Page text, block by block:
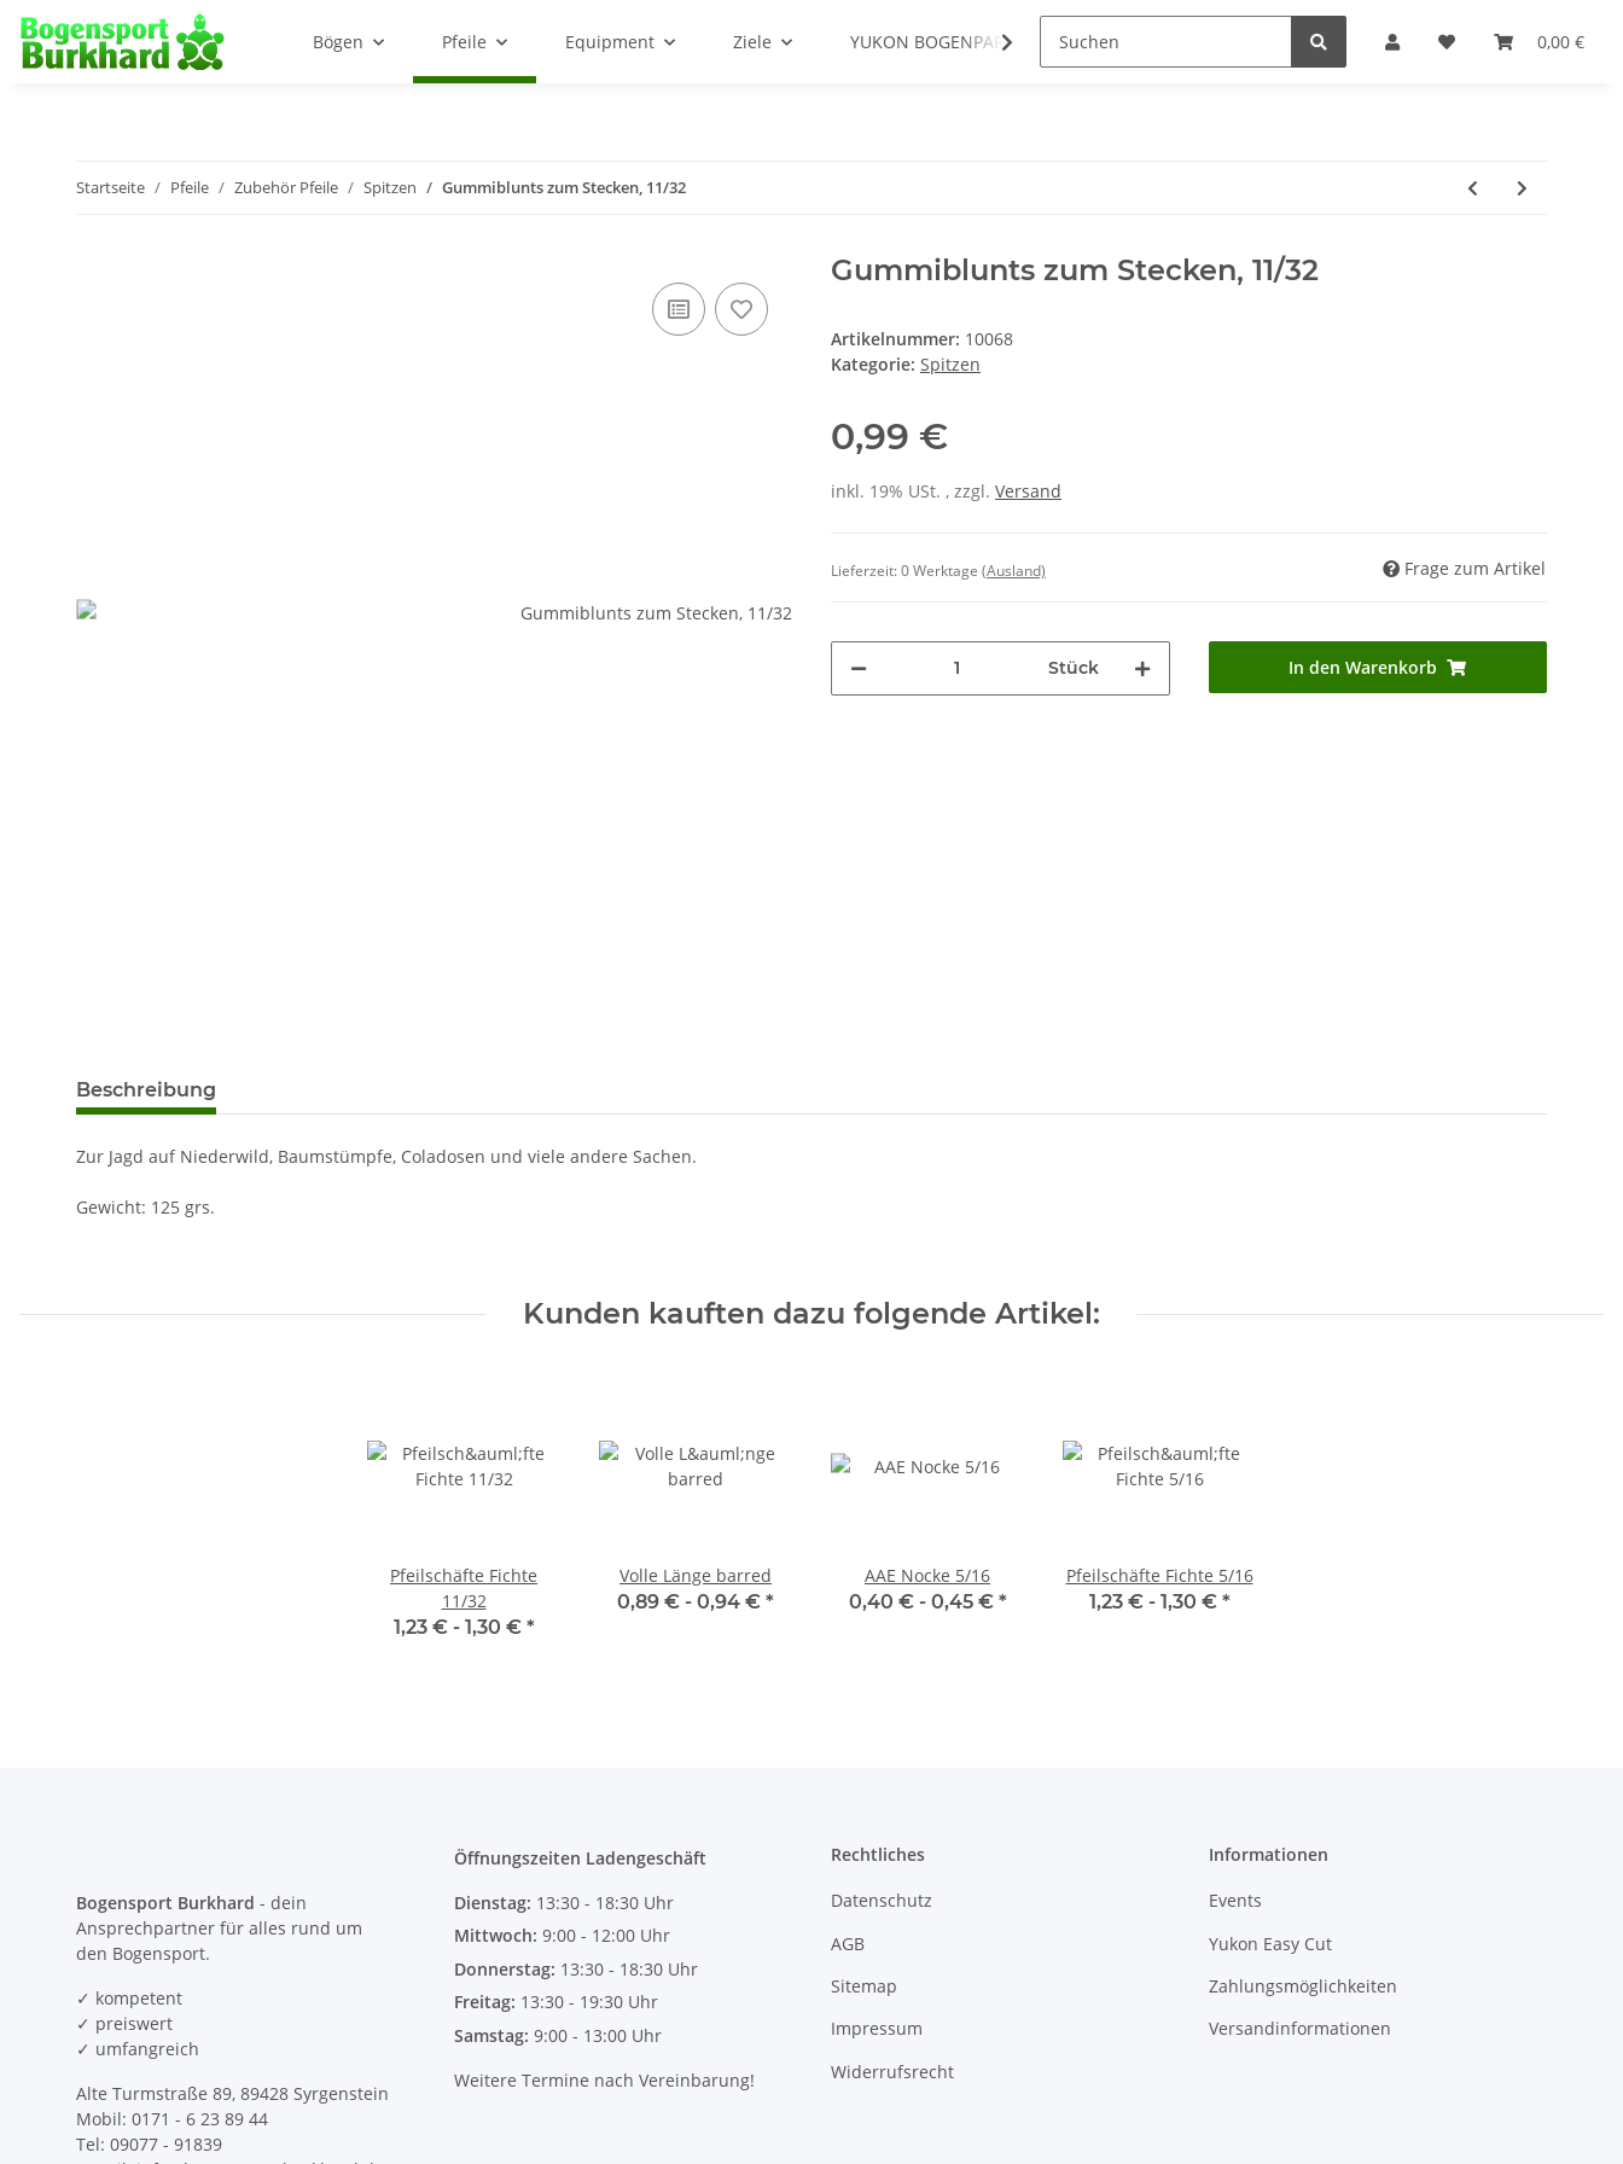
0,00 €
Bögen Pfeile Equipment Ziele YUKON BOGENPARCOURS Kurse im instinktiven Bogenschießen Sonderangebote
Startseite Pfeile Zubehör Pfeile Spitzen Gummiblunts zum Stecken, 11/32
Gummiblunts zum Stecken, 11/32
Artikelnummer: 10068
Kategorie: Spitzen
0,99 €
inkl. 19% USt. , zzgl. Versand
Lieferzeit:0 Werktage (Ausland) Frage zum Artikel
Stück In den Warenkorb
Beschreibung
Zur Jagd auf Niederwild, Baumstümpfe, Coladosen und viele andere Sachen.
Gewicht: 125 grs.
Kunden kauften dazu folgende Artikel:
Pfeilschäfte Fichte
11/32
1,23 € - 1,30 € *
Volle Länge barred
0,89 € - 0,94 € *
AAE Nocke 5/16
0,40 € - 0,45 € *
Pfeilschäfte Fichte 5/16
1,23 € - 1,30 € *
Bogensport Burkhard - dein
Ansprechpartner für alles rund um
den Bogensport.
✓ kompetent
✓ preiswert
✓ umfangreich
Alte Turmstraße 89, 89428 Syrgenstein
Mobil: 0171 - 6 23 89 44
Tel: 09077 - 91839
Öffnungszeiten Ladengeschäft
Dienstag: 13:30 - 18:30 Uhr
Mittwoch: 9:00 - 12:00 Uhr
Donnerstag: 13:30 - 18:30 Uhr
Freitag: 13:30 - 19:30 Uhr
Samstag: 9:00 - 13:00 Uhr
Weitere Termine nach Vereinbarung!
Rechtliches
Datenschutz
AGB
Sitemap
Impressum
Widerrufsrecht
Informationen
Events
Yukon Easy Cut
Zahlungsmöglichkeiten
Versandinformationen